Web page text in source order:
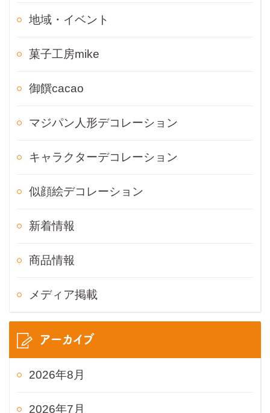
地域・イベント
菓子工房mike
御饌cacao
マジパン人形デコレーション
キャラクターデコレーション
似顔絵デコレーション
新着情報
商品情報
メディア掲載
アーカイブ
2026年8月
2026年7月